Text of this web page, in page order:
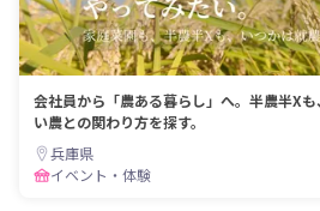
会社員から「農ある暮らし」へ。半農半X
い農との関わり方を探す。
兵庫県
イベント・体験